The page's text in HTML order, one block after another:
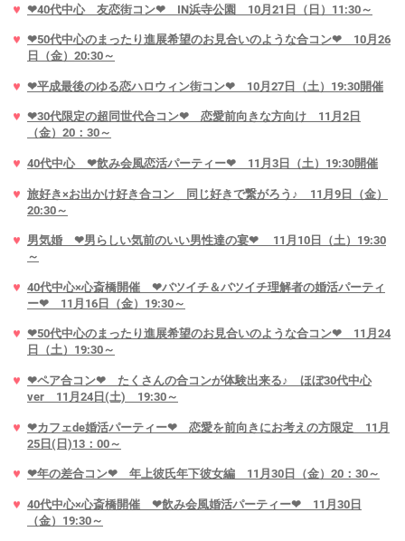
❤40代中心 友恋街コン❤ IN浜寺公園 10月21日（日）11:30～
❤50代中心のまったり進展希望のお見合いのような合コン❤ 10月26
日（金）20:30～
❤平成最後のゆる恋ハロウィン街コン❤ 10月27日（土）19:30開催
❤30代限定の超同世代合コン❤ 恋愛前向きな方向け 11月2日
（金）20：30～
40代中心 ❤飲み会風恋活パーティー❤ 11月3日（土）19:30開催
旅好き×お出かけ好き合コン 同じ好きで繋がろう♪ 11月9日（金）
20:30～
男気婚 ❤男らしい気前のいい男性達の宴❤ 11月10日（土）19:30
～
40代中心×心斎橋開催 ❤バツイチ＆バツイチ理解者の婚活パーティ
ー❤ 11月16日（金）19:30～
❤50代中心のまったり進展希望のお見合いのような合コン❤ 11月24
日（土）19:30～
❤ペア合コン❤ たくさんの合コンが体験出来る♪ ほぼ30代中心
ver 11月24日(土) 19:30～
❤カフェde婚活パーティー❤ 恋愛を前向きにお考えの方限定 11月
25日(日)13：00～
❤年の差合コン❤ 年上彼氏年下彼女編 11月30日（金）20：30～
40代中心×心斎橋開催 ❤飲み会風婚活パーティー❤ 11月30日
（金）19:30～